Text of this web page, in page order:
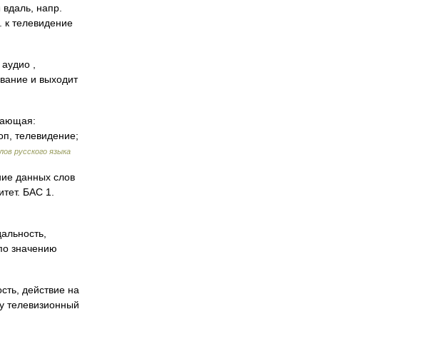
напр.
к телевидение
,
и выходит
телевидение;
русского языка
данных слов
БАС 1.
значению
действие на
телевизионный